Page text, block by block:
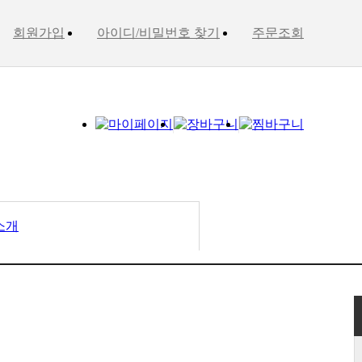
회원가입 아이디/비밀번호 찾기 주문조회
개